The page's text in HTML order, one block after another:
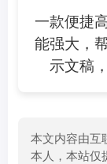
一款便捷
能强大，
示文稿
本文内容由互
本人，本站仅